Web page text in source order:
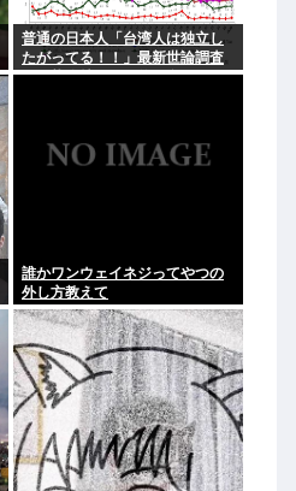
普通の日本人「台湾人は独立し
たがってる！！」最新世論調査
で現状維持が圧倒的に多いこと
誰かワンウェイネジってやつの
外し方教えて